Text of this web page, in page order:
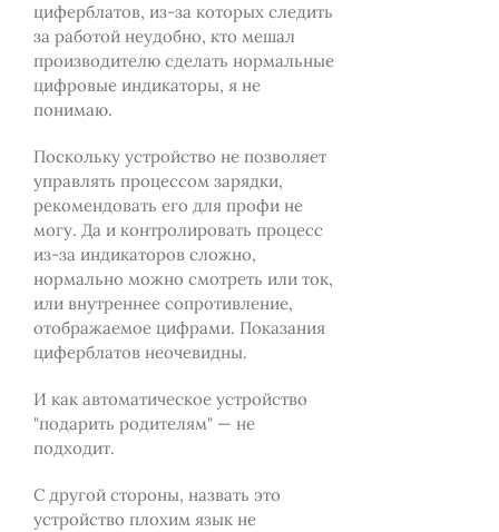
циферблатов, из-за которых следить
за работой неудобно, кто мешал
производителю сделать нормальные
цифровые индикаторы, я не
понимаю.
Поскольку устройство не позволяет
управлять процессом зарядки,
рекомендовать его для профи не
могу. Да и контролировать процесс
из-за индикаторов сложно,
нормально можно смотреть или ток,
или внутреннее сопротивление,
отображаемое цифрами. Показания
циферблатов неочевидны.
И как автоматическое устройство
"подарить родителям" — не
подходит.
С другой стороны, назвать это
устройство плохим язык не